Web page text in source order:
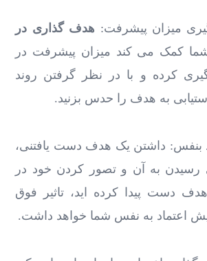
میزان پیشرفت: هدف گذاری در
کمک می کند میزان پیشرفت در
گیری کرده و با در نظر گرفتن روند
به هدف را حدس بزنید.
بنفس: داشتن یک هدف دست یافتنی،
رسیدن به آن و تصور کردن خود در
دست پیدا کرده اید، تاثیر فوق
اعتماد به نفس شما خواهد داشت.